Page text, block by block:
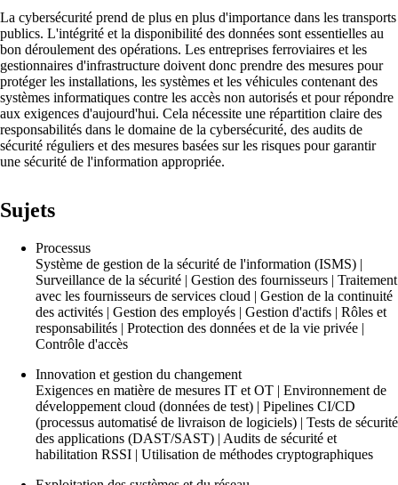
Solutions
Retour
Réseau
Réseau
Services/Réseau
Services de réseau
Conception, construction, entretien et support :
les réseaux, on s’y connaît !
La cybersécurité prend de plus en plus d'importance dans les transports
publics. L'intégrité et la disponibilité des données sont essentielles au
bon déroulement des opérations. Les entreprises ferroviaires et les
gestionnaires d'infrastructure doivent donc prendre des mesures pour
protéger les installations, les systèmes et les véhicules contenant des
systèmes informatiques contre les accès non autorisés et pour répondre
aux exigences d'aujourd'hui. Cela nécessite une répartition claire des
responsabilités dans le domaine de la cybersécurité, des audits de
sécurité réguliers et des mesures basées sur les risques pour garantir
une sécurité de l'information appropriée.
Sujets
Processus
Système de gestion de la sécurité de l'information (ISMS) |
Surveillance de la sécurité | Gestion des fournisseurs | Traitement
avec les fournisseurs de services cloud | Gestion de la continuité
des activités | Gestion des employés | Gestion d'actifs | Rôles et
responsabilités | Protection des données et de la vie privée |
Contrôle d'accès
Innovation et gestion du changement
Exigences en matière de mesures IT et OT | Environnement de
développement cloud (données de test) | Pipelines CI/CD
(processus automatisé de livraison de logiciels) | Tests de sécurité
des applications (DAST/SAST) | Audits de sécurité et
habilitation RSSI | Utilisation de méthodes cryptographiques